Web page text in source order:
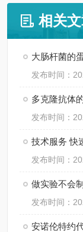
相关
大肠杆菌的
发布时间：
多克隆抗体
发布时间：
技术服务 快
发布时间：
做实验不会
发布时间：
安诺伦特约